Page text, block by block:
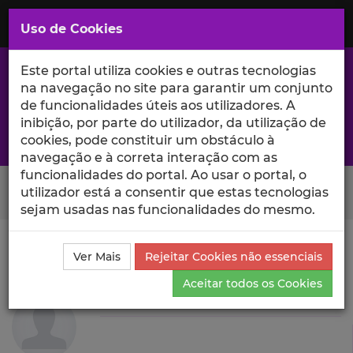
Saltar
para
Conteúdo
Principal
A excelência da investigação e ciência no Iscte
Search Button
Ciência_Iscte Autores
Madalena Corte-Real
Currículo
Madalena Corte-Real
Uso de Cookies
Este portal utiliza cookies e outras tecnologias
na navegação no site para garantir um conjunto
de funcionalidades úteis aos utilizadores. A
inibição, por parte do utilizador, da utilização de
cookies, pode constituir um obstáculo à
navegação e à correta interação com as
funcionalidades do portal. Ao usar o portal, o
utilizador está a consentir que estas tecnologias
sejam usadas nas funcionalidades do mesmo.
Ver Mais
Rejeitar Cookies não essenciais
Aceitar todos os Cookies